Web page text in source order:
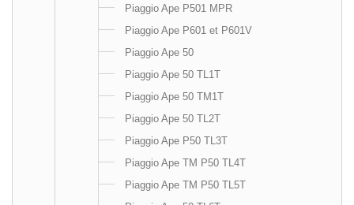
Piaggio Ape P501 MPR
Piaggio Ape P601 et P601V
Piaggio Ape 50
Piaggio Ape 50 TL1T
Piaggio Ape 50 TM1T
Piaggio Ape 50 TL2T
Piaggio Ape P50 TL3T
Piaggio Ape TM P50 TL4T
Piaggio Ape TM P50 TL5T